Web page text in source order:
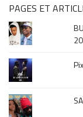
&
musique,
click
sur
le
mois
de
la
sortie
PAGES ET